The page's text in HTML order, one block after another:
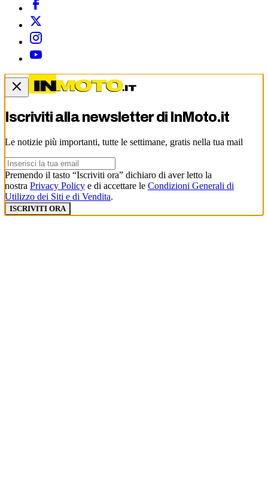
Iscriviti alla newsletter di InMoto.it
Le notizie più importanti, tutte le settimane, gratis nella tua mail
Premendo il tasto “Iscriviti ora” dichiaro di aver letto la
nostra Privacy Policy e di accettare le Condizioni Generali di
Utilizzo dei Siti e di Vendita.
ISCRIVITI ORA